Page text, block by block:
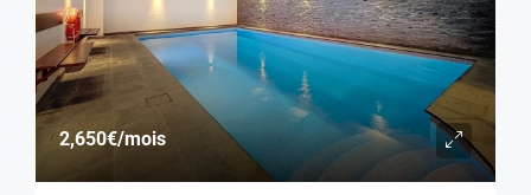
2,650€/mois